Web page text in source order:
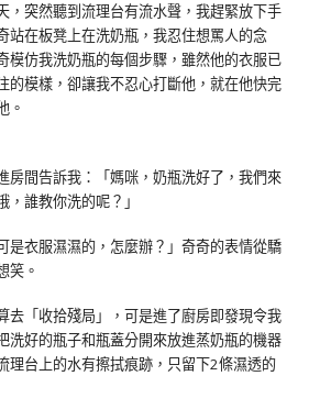
，突然聽到流理台有流水聲，我趕緊放下手
站在板凳上在洗奶瓶，我忍住想罵人的念
模仿我洗奶瓶的每個步驟，雖然他的衣服已
的模樣，卻讓我不忍心打斷他，就在他快完
。
房間告訴我：「媽咪，奶瓶洗好了，我們來
誰教你洗的呢？」
是衣服濕濕的，怎麼辦？」奇奇的表情從驕
笑。
去「收拾殘局」，可是進了廚房即發現令我
洗好的瓶子和瓶蓋分開來放進蒸奶瓶的機器
理台上的水有擦拭痕跡，只留下2條濕透的